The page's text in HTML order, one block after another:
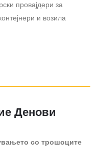
провајдери за
и возила
Денови
со трошоците